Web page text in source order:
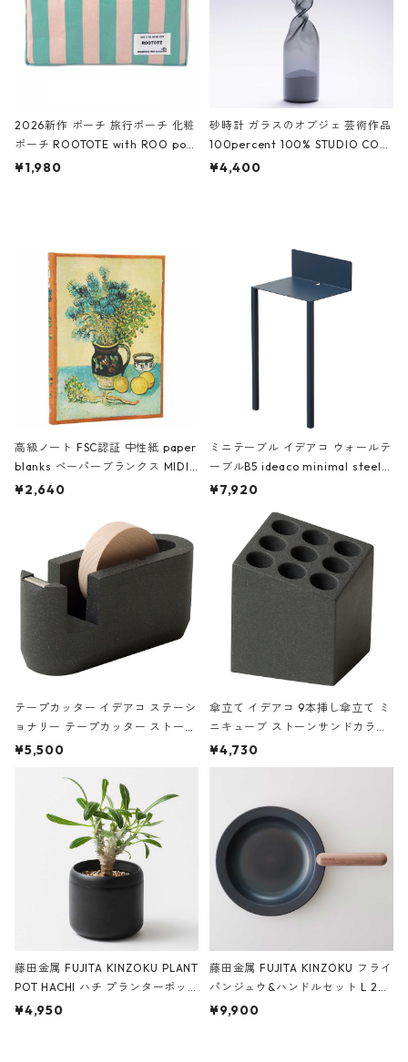
2026新作 ポーチ 旅行ポーチ 化粧
ポーチ ROOTOTE with ROO pou
ch 3532 ルートート WR.ポーチ.ラ
¥1,980
砂時計 ガラスのオブジェ 芸術作品
100percent 100% STUDIO COH
AKU Timeless 100パーセント ス
¥4,400
高級ノート FSC認証 中性紙 paper
blanks ペーパーブランクス MIDI
ハードカバー 罫線 ヴァン・ゴッホ
¥2,640
ミニテーブル イデアコ ウォールテ
ーブルB5 ideaco minimal steel f
urniture WALL Table B5 ネイビー
¥7,920
テープカッター イデアコ ステーシ
ョナリー テープカッター ストーン
サンドカラー 石調 ideaco Station
¥5,500
傘立て イデアコ 9本挿し傘立て ミ
ニキューブ ストーンサンドカラー
石調 ideaco Umbrella Stand CUB
E ストーンサンドブラック
¥4,730
藤田金属 FUJITA KINZOKU PLANT
POT HACHI ハチ プランターポッ
ト 3号 ブラック
¥4,950
藤田金属 FUJITA KINZOKU フライ
パンジュウ&ハンドルセット L 24c
m ガス火・IH対応 鉄フライパン
¥9,900